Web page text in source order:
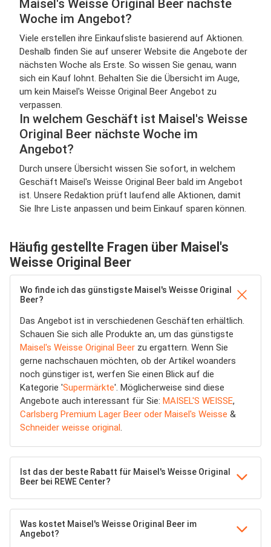
Maisel's Weisse Original Beer nächste
Woche im Angebot?
Viele erstellen ihre Einkaufsliste basierend auf Aktionen.
Deshalb finden Sie auf unserer Website die Angebote der
nächsten Woche als Erste. So wissen Sie genau, wann
sich ein Kauf lohnt. Behalten Sie die Übersicht im Auge,
um kein Maisel's Weisse Original Beer Angebot zu
verpassen.
In welchem Geschäft ist Maisel's Weisse
Original Beer nächste Woche im
Angebot?
Durch unsere Übersicht wissen Sie sofort, in welchem
Geschäft Maisel's Weisse Original Beer bald im Angebot
ist. Unsere Redaktion prüft laufend alle Aktionen, damit
Sie Ihre Liste anpassen und beim Einkauf sparen können.
Häufig gestellte Fragen über Maisel's
Weisse Original Beer
Wo finde ich das günstigste Maisel's Weisse Original
Beer?
Das Angebot ist in verschiedenen Geschäften erhältlich.
Schauen Sie sich alle Produkte an, um das günstigste
Maisel's Weisse Original Beer zu ergattern. Wenn Sie
gerne nachschauen möchten, ob der Artikel woanders
noch günstiger ist, werfen Sie einen Blick auf die
Kategorie 'Supermärkte'. Möglicherweise sind diese
Angebote auch interessant für Sie: MAISEL'S WEISSE,
Carlsberg Premium Lager Beer oder Maisel's Weisse &
Schneider weisse original.
Ist das der beste Rabatt für Maisel's Weisse Original
Beer bei REWE Center?
Was kostet Maisel's Weisse Original Beer im
Angebot?